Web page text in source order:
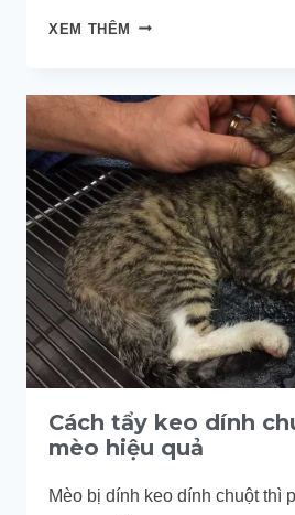
XEM THÊM
GIẢN
TẨY
KEO
DÍNH
CHUỘT
TRÊN
LÔNG
CHÓ
Cách tẩy keo dính
mèo hiệu quả
Mèo bị dính keo dính chuột thì